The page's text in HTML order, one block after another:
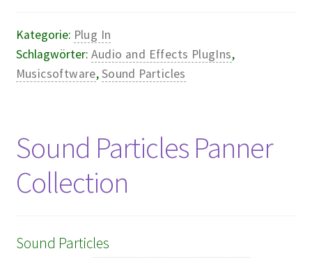
Kategorie: Plug In
Schlagwörter: Audio and Effects PlugIns,
Musicsoftware,Sound Particles
Sound Particles Panner
Collection
Sound Particles